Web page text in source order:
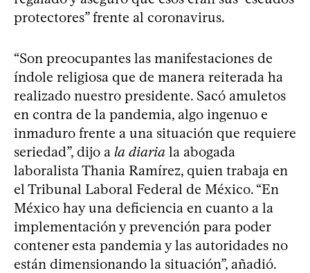
protectores” frente al coronavirus.
“Son preocupantes las manifestaciones de
índole religiosa que de manera reiterada ha
realizado nuestro presidente. Sacó amuletos
en contra de la pandemia, algo ingenuo e
inmaduro frente a una situación que requiere
seriedad”, dijo a la diaria la abogada
laboralista Thania Ramírez, quien trabaja en
el Tribunal Laboral Federal de México. “En
México hay una deficiencia en cuanto a la
implementación y prevención para poder
contener esta pandemia y las autoridades no
están dimensionando la situación”, añadió.